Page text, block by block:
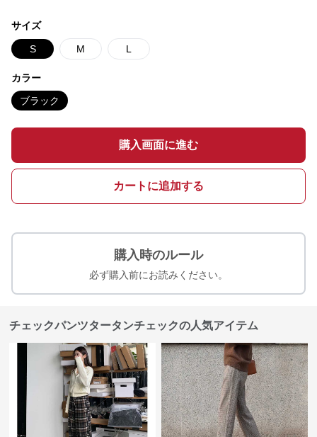
サイズ
S M L
カラー
ブラック
購入画面に進む
カートに追加する
購入時のルール
必ず購入前にお読みください。
チェックパンツタータンチェックの人気アイテム